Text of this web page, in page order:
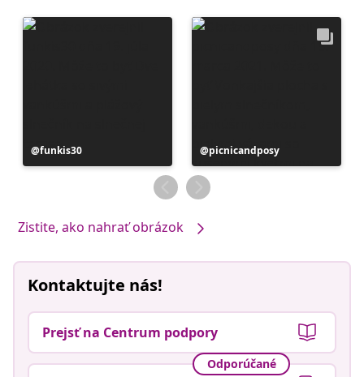
Príspevok
zverejnil
funkis30
Príspevok
zverejnil
picnicandposy
Zistite, ako nahrať obrázok
Kontaktujte nás!
Prejsť na Centrum podpory
Odporúčané